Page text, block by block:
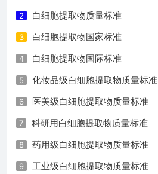
2 白细胞提取物质量标准
3 白细胞提取物国家标准
4 白细胞提取物国际标准
5 化妆品级白细胞提取物质量标准
6 医美级白细胞提取物质量标准
7 科研用白细胞提取物质量标准
8 药用级白细胞提取物质量标准
9 工业级白细胞提取物质量标准